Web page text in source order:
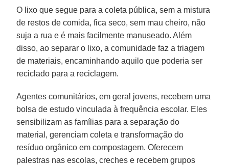
O lixo que segue para a coleta pública, sem a mistura
de restos de comida, fica seco, sem mau cheiro, não
suja a rua e é mais facilmente manuseado. Além
disso, ao separar o lixo, a comunidade faz a triagem
de materiais, encaminhando aquilo que poderia ser
reciclado para a reciclagem.
Agentes comunitários, em geral jovens, recebem uma
bolsa de estudo vinculada à frequência escolar. Eles
sensibilizam as famílias para a separação do
material, gerenciam coleta e transformação do
resíduo orgânico em compostagem. Oferecem
palestras nas escolas, creches e recebem grupos